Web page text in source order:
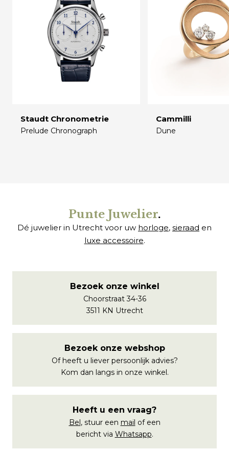
Staudt Chronometrie
Prelude Chronograph
Cammilli
Dune
Punte Juwelier.
Dé juwelier in Utrecht voor uw horloge, sieraad en
luxe accessoire.
Bezoek onze winkel
Choorstraat 34-36
3511 KN Utrecht
Bezoek onze webshop
Of heeft u liever persoonlijk advies?
Kom dan langs in onze winkel.
Heeft u een vraag?
Bel, stuur een mail of een
bericht via Whatsapp.